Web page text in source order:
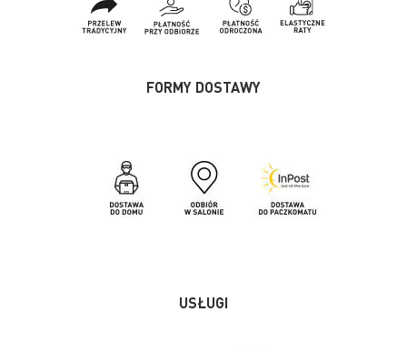
FORMY DOSTAWY
USŁUGI